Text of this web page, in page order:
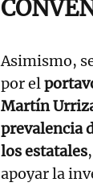
Asimismo,
por el
Martín
prevalencia
los estatales
apoyar la